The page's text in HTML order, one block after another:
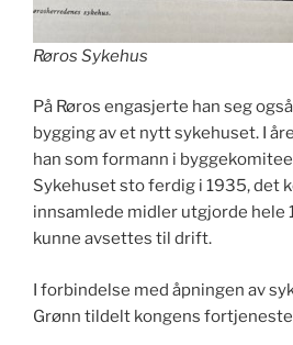
Røros Sykehus
På Røros engasjerte han seg
bygging av et nytt sykehuset. I
han som formann i
Sykehuset sto ferdig i 1935, det
innsamlede midler utgjorde hele
kunne avsettes til drift.
I forbindelse med åpningen av
Grønn tildelt kongens